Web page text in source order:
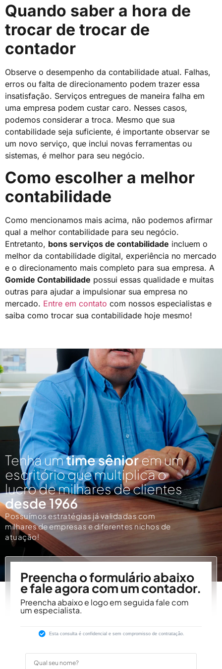
Quando saber a hora de
trocar de trocar de
contador
Observe o desempenho da contabilidade atual. Falhas,
erros ou falta de direcionamento podem trazer essa
insatisfação. Serviços entregues de maneira falha em
uma empresa podem custar caro. Nesses casos,
podemos considerar a troca. Mesmo que sua
contabilidade seja suficiente, é importante observar se
um novo serviço, que inclui novas ferramentas ou
sistemas, é melhor para seu negócio.
Como escolher a melhor
contabilidade
Como mencionamos mais acima, não podemos afirmar
qual a melhor contabilidade para seu negócio.
Entretanto, bons serviços de contabilidade incluem o
melhor da contabilidade digital, experiência no mercado
e o direcionamento mais completo para sua empresa. A
Gomide Contabilidade possui essas qualidade e muitas
outras para ajudar a impulsionar sua empresa no
mercado. Entre em contato com nossos especialistas e
saiba como trocar sua contabilidade hoje mesmo!
Tenha umtime sêniorem um
escritório que multiplica o
lucro de milhares de clientes
desde 1966
Possuímos estratégias já validadas com
milhares de empresas e diferentes nichos de
atuação!
Preencha o formulário abaixo
e fale agora com um contador.
Preencha abaixo e logo em seguida fale com
um especialista.
Esta consulta é confidencial e sem compromisso de contratação.